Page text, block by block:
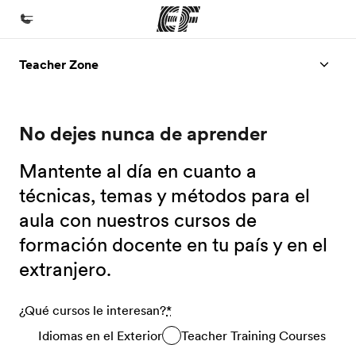
Inicio
Programas
Oficinas
Encuentra una oficina
Sobre nosotros
Quiénes somos
Trabajos
Únete al equipo
Teacher Zone
No dejes nunca de aprender
Mantente al día en cuanto a
técnicas, temas y métodos para el
aula con nuestros cursos de
formación docente en tu país y en el
extranjero.
¿Qué cursos le interesan?*
Idiomas en el Exterior
Teacher Training Courses